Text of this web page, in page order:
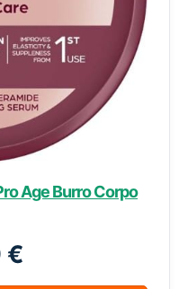
Age Burro Corpo
€